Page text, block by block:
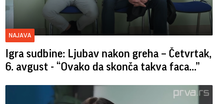
NAJAVA
Igra sudbine: Ljubav nakon greha – Četvrtak,
6. avgust - “Ovako da skonča takva faca…”